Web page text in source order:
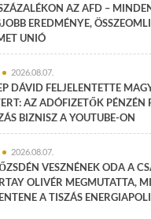
AZ AFD –
EREDMÉNYE,
UNIÓ
2026.08.07.
DÁVID FELJELENTETTE
AZ ADÓFIZETŐK PÉNZÉN
BIZNISZ A YOUTUBE-ON
2026.08.07.
VESZNÉNEK ODA A
OLIVÉR MEGMUTATTA,
A TISZÁS